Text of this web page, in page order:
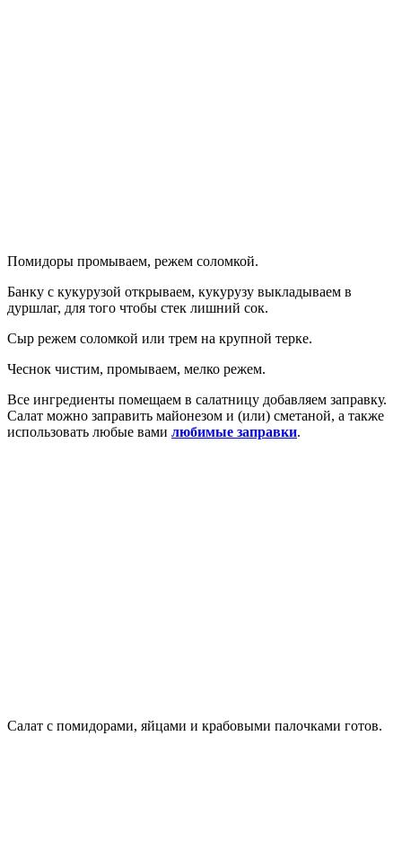
Помидоры промываем, режем соломкой.
Банку с кукурузой открываем, кукурузу выкладываем в
дуршлаг, для того чтобы стек лишний сок.
Сыр режем соломкой или трем на крупной терке.
Чеснок чистим, промываем, мелко режем.
Все ингредиенты помещаем в салатницу добавляем заправку.
Салат можно заправить майонезом и (или) сметаной, а также
использовать любые вами любимые заправки.
Салат с помидорами, яйцами и крабовыми палочками готов.